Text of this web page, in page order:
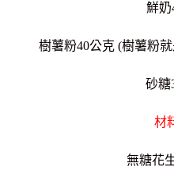
鮮奶
樹薯粉40公克 (樹薯粉
砂糖
材
無糖花